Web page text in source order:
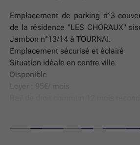
Emplacement de parking n°3
de la résidence "LES CHORAUX"
Jambon n°13/14 à TOURNAI.
Emplacement sécurisé et éclairé
Situation idéale en centre ville
Disponible
Loyer : 95€/ mois
Bail de droit commun 12 mois